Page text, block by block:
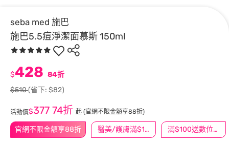
seba med 施巴
施巴5.5痘淨潔面慕斯 150ml
官網不限金額享88折 醫美/護膚滿$1200送$200 滿$100送數位印花
$428 84折
$510(省下: $82)
活動價$377 74折 起 (官網不限金額享88折)